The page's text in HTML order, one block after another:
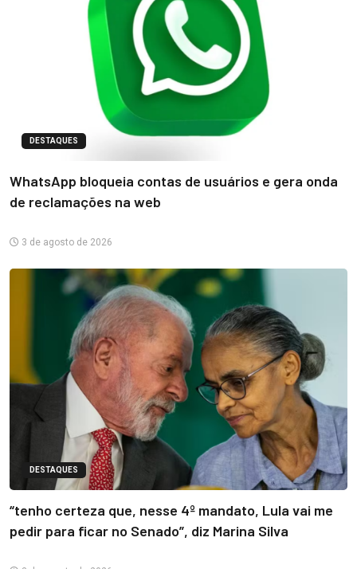
DESTAQUES
WhatsApp bloqueia contas de usuários e gera onda
de reclamações na web
3 de agosto de 2026
DESTAQUES
“tenho certeza que, nesse 4º mandato, Lula vai me
pedir para ficar no Senado”, diz Marina Silva